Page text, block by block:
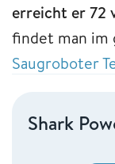
erreicht er 72
findet man im
Saugroboter
Shark